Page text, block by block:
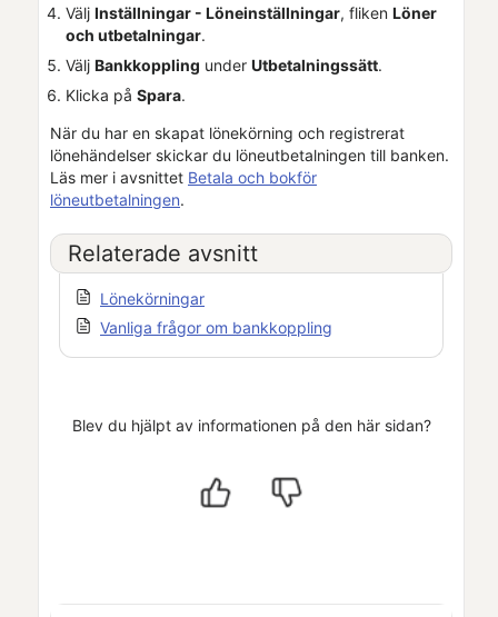
Välj Inställningar - Löneinställningar, fliken Löner
och utbetalningar.
Välj Bankkoppling under Utbetalningssätt.
Klicka på Spara.
När du har en skapat lönekörning och registrerat
lönehändelser skickar du löneutbetalningen till banken.
Läs mer i avsnittet Betala och bokför
löneutbetalningen.
Relaterade avsnitt
Lönekörningar
Vanliga frågor om bankkoppling
Blev du hjälpt av informationen på den här sidan?